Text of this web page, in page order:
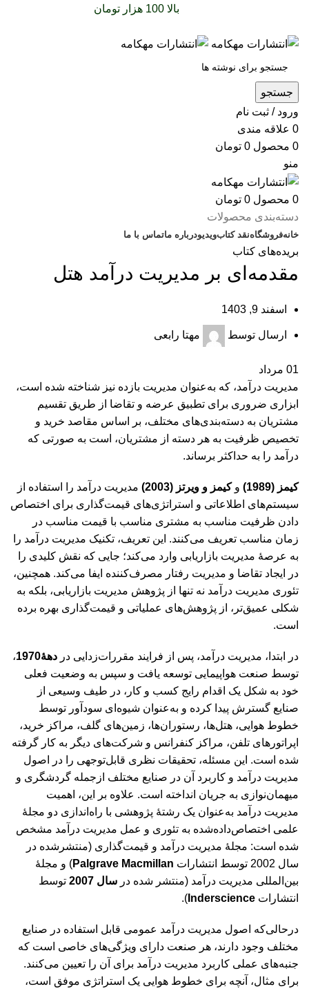
بالا 100 هزار تومان
جستجو
ورود / ثبت نام
0 علاقه مندی
0 محصول 0 تومان
منو
0 محصول 0 تومان
دسته‌بندی محصولات
خانهفروشگاهنقد کتابویدیودرباره‌ ماتماس با ما
بریده‌های کتاب
مقدمه‌ای بر مدیریت درآمد هتل
اسفند 9, 1403
ارسال توسط مهتا رابعی
01 مرداد
مدیریت درآمد، که به‌عنوان مدیریت بازده نیز شناخته شده است،
ابزاری ضروری برای تطبیق عرضه و تقاضا از طریق تقسیم
مشتریان به دسته‌بندی‌های مختلف، بر اساس مقاصد خرید و
تخصیص ظرفیت به هر دسته از مشتریان، است به صورتی که
درآمد را به حداکثر برساند.
کیمز (1989) وکیمز و ویرتز (2003)
مدیریت درآمد را استفاده از
سیستم‌های اطلاعاتی و استراتژی‌های قیمت‌گذاری برای اختصاص
دادن ظرفیت مناسب به مشتری مناسب با قیمت مناسب در
زمان مناسب تعریف می‌کنند. این تعریف، تکنیک مدیریت درآمد را
به عرصۀ مدیریت بازاریابی وارد می‌کند؛ جایی که نقش کلیدی را
در ایجاد تقاضا و مدیریت رفتار مصرف‌کننده ایفا می‌کند. همچنین،
تئوری مدیریت درآمد نه تنها از پژوهش مدیریت بازاریابی، بلکه به
شکلی عمیق‌تر، از پژوهش‌های عملیاتی و قیمت‌گذاری بهره برده
است.
در ابتدا، مدیریت درآمد، پس از فرایند مقررات‌زدایی در دهۀ1970
،
توسط صنعت هواپیمایی توسعه یافت و سپس به وضعیت فعلی
خود به شکل یک اقدام رایج کسب و کار، در طیف وسیعی از
صنایع گسترش پیدا کرده و به‌عنوان شیوه‌ای سودآور توسط
خطوط هوایی، هتل‌ها، رستوران‌ها، زمین‌های گلف، مراکز خرید،
اپراتورهای تلفن، مراکز کنفرانس و شرکت‌های دیگر به کار گرفته
شده است. این مسئله، تحقیقات نظری قابل‌توجهی را در اصول
مدیریت درآمد و کاربرد آن در صنایع مختلف ازجمله گردشگری و
میهمان‌نوازی به جریان انداخته است. علاوه بر این، اهمیت
مدیریت درآمد به‌عنوان یک رشتۀ پژوهشی با راه‌اندازی دو مجلۀ
علمی اختصاص‌داده‌شده به تئوری و عمل مدیریت درآمد مشخص
شده است: مجلۀ مدیریت درآمد و قیمت‌گذاری (منتشرشده در
سال 2002 توسط انتشارات
Palgrave Macmillan) و مجلۀ
بین‌المللی مدیریت درآمد (منتشر شده در سال 2007
توسط
انتشارات Inderscience
).
درحالی‌که اصول مدیریت درآمد عمومی قابل استفاده در صنایع
مختلف وجود دارند، هر صنعت دارای ویژگی‌های خاصی است که
جنبه‌های عملی کاربرد مدیریت درآمد برای آن را تعیین می‌کنند.
برای مثال، آنچه برای خطوط هوایی یک استراتژی موفق است،